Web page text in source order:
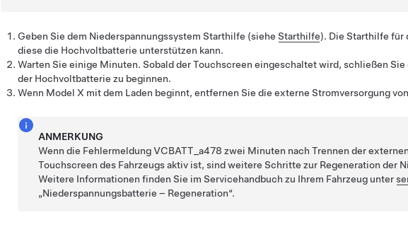
Geben Sie dem Niederspannungssystem Starthilfe (siehe Starthilfe). Die Starthilfe für
diese die Hochvoltbatterie unterstützen kann.
Warten Sie einige Minuten. Sobald der Touchscreen eingeschaltet wird, schließen Sie
der Hochvoltbatterie zu beginnen.
Wenn Model X mit dem Laden beginnt, entfernen Sie die externe Stromversorgung
ANMERKUNG
Wenn die FehlermeldungVCBATT_a478 zwei Minuten nach Trennen der
Touchscreen des Fahrzeugs aktiv ist, sind weitere Schritte zur Regeneration der
Weitere Informationen finden Sie im Servicehandbuch zu Ihrem Fahrzeug unter
„Niederspannungsbatterie – Regeneration“.